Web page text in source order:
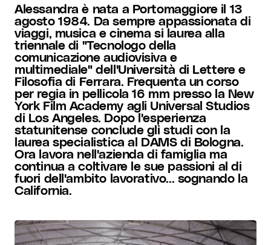
Alessandra è nata a Portomaggiore il 13
agosto 1984. Da sempre appassionata di
viaggi, musica e cinema si laurea alla
triennale di "Tecnologo della
comunicazione audiovisiva e
multimediale" dell'Università di Lettere e
Filosofia di Ferrara. Frequenta un corso
per regia in pellicola 16 mm presso la New
York Film Academy agli Universal Studios
di Los Angeles. Dopo l'esperienza
statunitense conclude gli studi con la
laurea specialistica al DAMS di Bologna.
Ora lavora nell'azienda di famiglia ma
continua a coltivare le sue passioni al di
fuori dell'ambito lavorativo... sognando la
California.